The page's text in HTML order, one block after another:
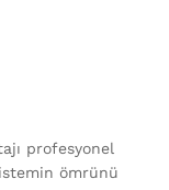
profesyonel
ömrünü